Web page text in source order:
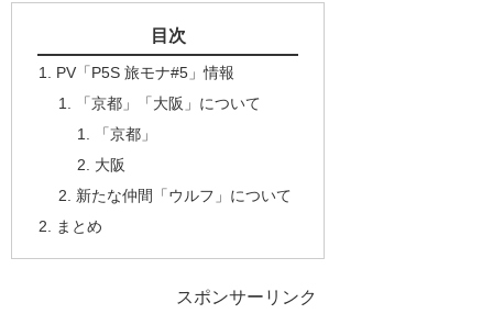
目次
PV「P5S 旅モナ#5」情報
「京都」「大阪」について
「京都」
大阪
新たな仲間「ウルフ」について
まとめ
スポンサーリンク